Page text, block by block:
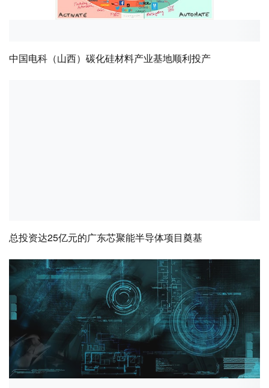
中国电科（山西）碳化硅材料产业基地顺利投产
总投资达25亿元的广东芯聚能半导体项目奠基